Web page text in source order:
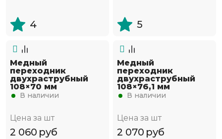
4 5
Медный
переходник
двухраструбный
108×70 мм
В наличии
Цена за шт
2 060 руб
Медный
переходник
двухраструбный
108×76,1 мм
В наличии
Цена за шт
2 070 руб